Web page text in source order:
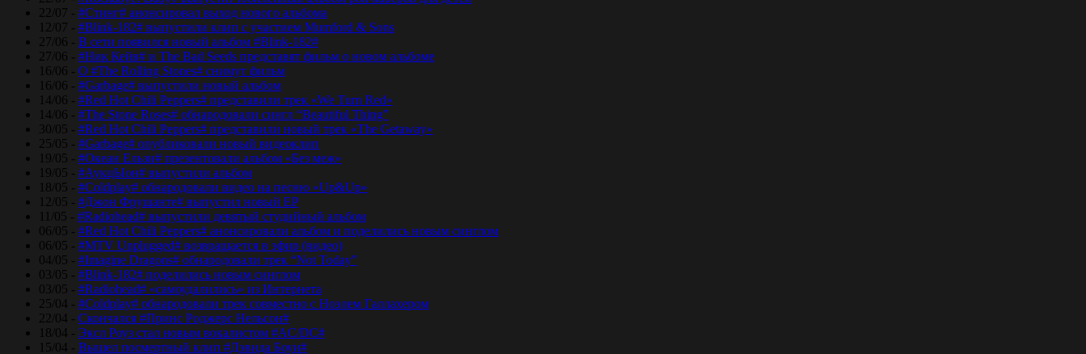
22/07 - #Стинг# анонсировал выход нового альбома
12/07 - #Blink-182# выпустили клип с участием Mumford & Sons
27/06 - В сети появился новый альбом #Blink-182#
27/06 - #Ник Кейв# и The Bad Seeds представят фильм о новом альбоме
16/06 - О #The Rolling Stones# снимут фильм
16/06 - #Garbage# выпустили новый альбом
14/06 - #Red Hot Chili Peppers# представили трек «We Turn Red»
14/06 - #The Stone Roses# обнародовали сингл “Beautiful Thing”
30/05 - #Red Hot Chili Peppers# представили новый трек «The Getaway»
25/05 - #Garbage# опубликовали новый видеоклип
19/05 - #Океан Ельзи# презентовали альбом «Без меж»
19/05 - #АукцЫон# выпустили альбом
18/05 - #Coldplay# обнародовали видео на песню «Up&Up»
12/05 - #Джон Фрушанте# выпустил новый ЕР
11/05 - #Radiohead# выпустили девятый студийный альбом
06/05 - #Red Hot Chili Peppers# анонсировали альбом и поделились новым синглом
06/05 - #MTV Unplugged# возвращается в эфир (видео)
04/05 - #Imagine Dragons# обнародовали трек “Not Today”
03/05 - #Blink-182# поделились новым синглом
03/05 - #Radiohead# «самоудалились» из Интернета
25/04 - #Coldplay# обнародовали трек совместно с Ноэлем Галлахером
22/04 - Скончался #Принс Роджерс Нельсон#
18/04 - Эксл Роуз стал новым вокалистом #AC/DC#
15/04 - Вышел посмертный клип #Дэвида Боуи#